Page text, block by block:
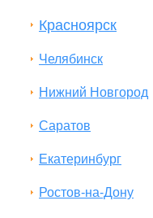
Красноярск
Челябинск
Нижний Новгород
Саратов
Екатеринбург
Ростов-на-Дону